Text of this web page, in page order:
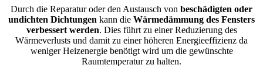
Durch die Reparatur oder den Austausch von beschädigten oder
undichten Dichtungen kann die Wärmedämmung des Fensters
verbessert werden. Dies führt zu einer Reduzierung des
Wärmeverlusts und damit zu einer höheren Energieeffizienz da
weniger Heizenergie benötigt wird um die gewünschte
Raumtemperatur zu halten.